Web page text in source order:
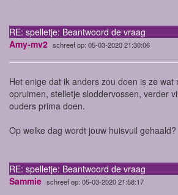
RE: spelletje: Beantwoord de vraag
Amy-mv2 schreef op: 05-03-2020 21:30:06
Het enige dat ik anders zou doen is ze wat
opruimen, stelletje sloddervossen, verder
ouders prima doen.
Op welke dag wordt jouw huisvuil gehaald?
RE: spelletje: Beantwoord de vraag
Sammie schreef op: 05-03-2020 21:58:17